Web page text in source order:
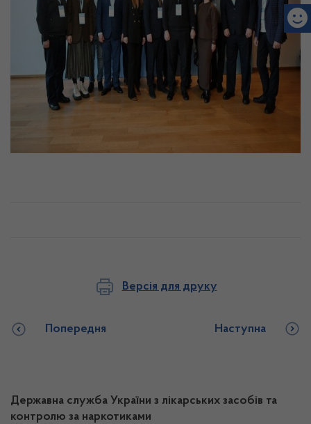
Версія для друку
Попередня Наступна
Державна служба України з лікарських засобів та
контролю за наркотиками